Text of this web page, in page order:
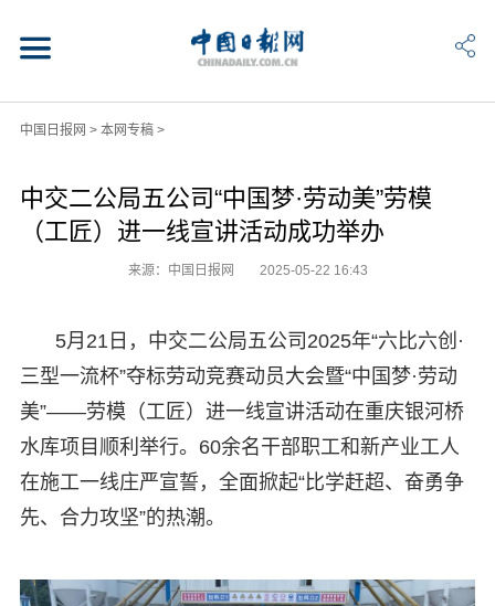
中国日报网 > 本网专稿>
中交二公局五公司“中国梦·劳动美”劳模
（工匠）进一线宣讲活动成功举办
来源：中国日报网 2025-05-22 16:43
5月21日，中交二公局五公司2025年“六比六创·
三型一流杯”夺标劳动竞赛动员大会暨“中国梦·劳动
美”——劳模（工匠）进一线宣讲活动在重庆银河桥
水库项目顺利举行。60余名干部职工和新产业工人
在施工一线庄严宣誓，全面掀起“比学赶超、奋勇争
先、合力攻坚”的热潮。